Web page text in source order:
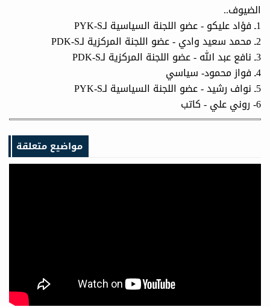
الضيوف..
1ـ فؤاد عليكو - عضو اللجنة السياسية لـPYK-S
2ـ محمد سعيد وادي - عضو اللجنة المركزية لـPDK-S
3ـ نافع عبد الله - عضو اللجنة المركزية لـPDK-S
4ـ فواز محمود- سياسي
5ـ نواف رشيد - عضو اللجنة السياسية لـPYK-S
6- روني علي - كاتب
مواضيع متعلقة